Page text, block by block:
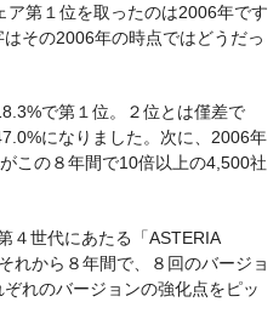
ア第１位を取ったのは2006年です
その2006年の時点ではどうだっ
で第１位。２位とは僅差で
になりました。次に、2006年
この８年間で10倍以上の4,500社
４世代にあたる「ASTERIA
れから８年間で、８回のバージョ
れのバージョンの強化点をピッ